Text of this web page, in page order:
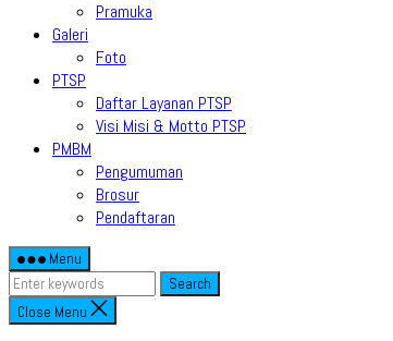
Pramuka
Galeri
Foto
PTSP
Daftar Layanan PTSP
Visi Misi & Motto PTSP
PMBM
Pengumuman
Brosur
Pendaftaran
Menu
Search
Close Menu